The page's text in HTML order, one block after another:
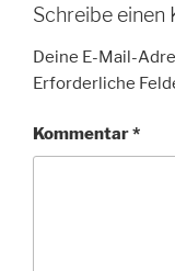
Schreibe einen
Deine E-Mail-
Erforderliche
Kommentar*